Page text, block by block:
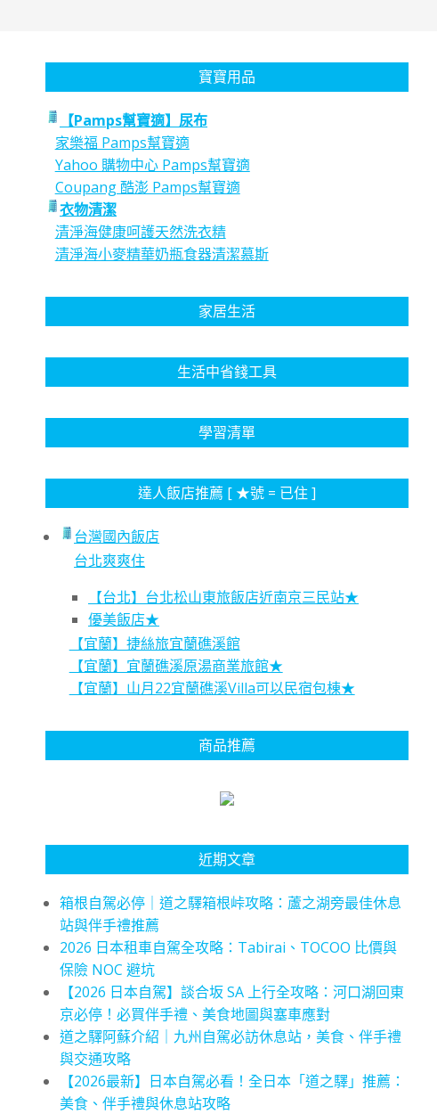
寶寶用品
【Pamps幫寶適】尿布
家樂福 Pamps幫寶適
Yahoo 購物中心 Pamps幫寶適
Coupang 酷澎 Pamps幫寶適
衣物清潔
清淨海健康呵護天然洗衣精
清淨海小麥精華奶瓶食器清潔慕斯
家居生活
生活中省錢工具
學習清單
達人飯店推薦 [ ★號 = 已住 ]
台灣國內飯店
台北爽爽住
【台北】台北松山東旅飯店近南京三民站★
優美飯店★
【宜蘭】捷絲旅宜蘭礁溪館
【宜蘭】宜蘭礁溪原湯商業旅館★
【宜蘭】山月22宜蘭礁溪Villa可以民宿包棟★
商品推薦
近期文章
箱根自駕必停｜道之驛箱根峠攻略：蘆之湖旁最佳休息
站與伴手禮推薦
2026 日本租車自駕全攻略：Tabirai、TOCOO 比價與
保險 NOC 避坑
【2026 日本自駕】談合坂 SA 上行全攻略：河口湖回東
京必停！必買伴手禮、美食地圖與塞車應對
道之驛阿蘇介紹｜九州自駕必訪休息站，美食、伴手禮
與交通攻略
【2026最新】日本自駕必看！全日本「道之驛」推薦：
美食、伴手禮與休息站攻略